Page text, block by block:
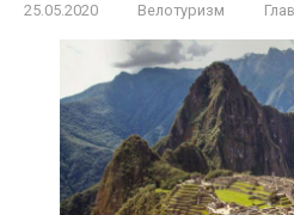
25.05.2020 Велотуризм